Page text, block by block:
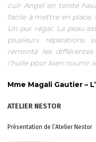
cuir Angel en teinte
facile à mettre en place,
Un pur régal. La peau
plusieurs réparations
remonté les
l’huile pour bien nourrir
Mme Magali Gautier –
ATELIER NESTOR
Présentation de l’Atelier Nestor